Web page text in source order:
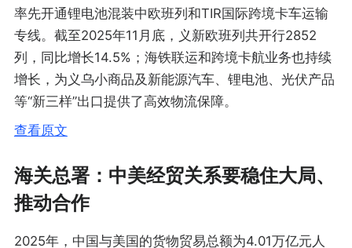
率先开通锂电池混装中欧班列和TIR国际跨境卡车运输
专线。截至2025年11月底，义新欧班列共开行2852
列，同比增长14.5%；海铁联运和跨境卡航业务也持续
增长，为义乌小商品及新能源汽车、锂电池、光伏产品
等“新三样”出口提供了高效物流保障。
查看原文
海关总署：中美经贸关系要稳住大局、
推动合作
2025年，中国与美国的货物贸易总额为4.01万亿元人